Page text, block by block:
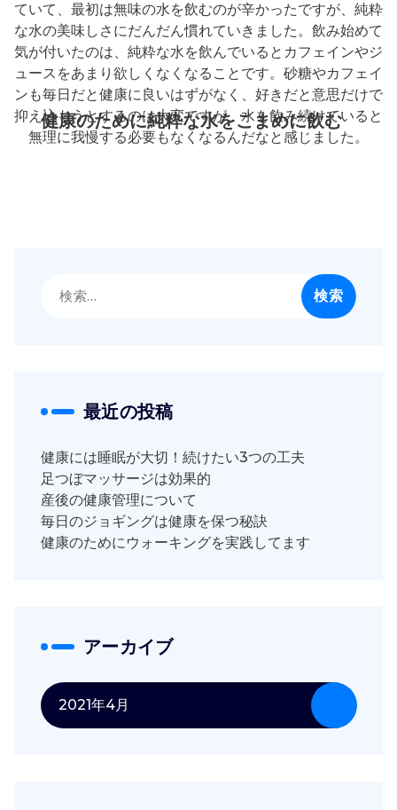
健康のために純粋な水をこまめに飲む
ていて、最初は無味の水を飲むのが辛かったですが、純粋
な水の美味しさにだんだん慣れていきました。飲み始めて
気が付いたのは、純粋な水を飲んでいるとカフェインやジ
ュースをあまり欲しくなくなることです。砂糖やカフェイ
ンも毎日だと健康に良いはずがなく、好きだと意思だけで
抑え込もうとするのは大変ですが、水を飲み続けていると
無理に我慢する必要もなくなるんだなと感じました。
最近の投稿
健康には睡眠が大切！続けたい3つの工夫
足つぼマッサージは効果的
産後の健康管理について
毎日のジョギングは健康を保つ秘訣
健康のためにウォーキングを実践してます
アーカイブ
2021年4月